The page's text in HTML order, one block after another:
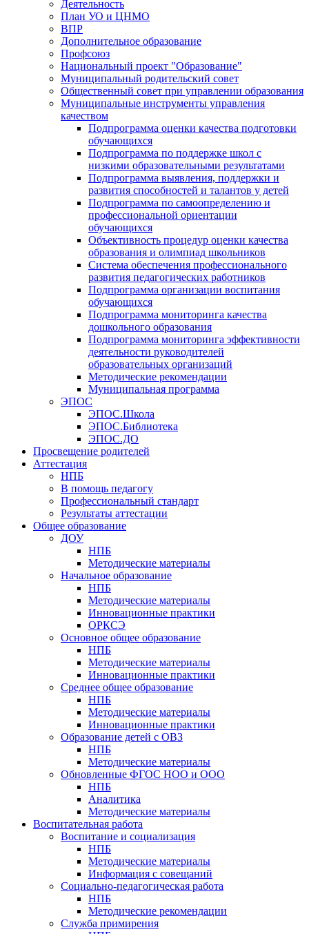
Деятельность
План УО и ЦНМО
ВПР
Дополнительное образование
Профсоюз
Национальный проект "Образование"
Муниципальный родительский совет
Общественный совет при управлении образования
Муниципальные инструменты управления
качеством
Подпрограмма оценки качества подготовки
обучающихся
Подпрограмма по поддержке школ с
низкими образовательными результатами
Подпрограмма выявления, поддержки и
развития способностей и талантов у детей
Подпрограмма по самоопределению и
профессиональной ориентации
обучающихся
Объективность процедур оценки качества
образования и олимпиад школьников
Система обеспечения профессионального
развития педагогических работников
Подпрограмма организации воспитания
обучающихся
Подпрограмма мониторинга качества
дошкольного образования
Подпрограмма мониторинга эффективности
деятельности руководителей
образовательных организаций
Методические рекомендации
Муниципальная программа
ЭПОС
ЭПОС.Школа
ЭПОС.Библиотека
ЭПОС.ДО
Просвещение родителей
Аттестация
НПБ
В помощь педагогу
Профессиональный стандарт
Результаты аттестации
Общее образование
ДОУ
НПБ
Методические материалы
Начальное образование
НПБ
Методические материалы
Инновационные практики
ОРКСЭ
Основное общее образование
НПБ
Методические материалы
Инновационные практики
Среднее общее образование
НПБ
Методические материалы
Инновационные практики
Образование детей с ОВЗ
НПБ
Методические материалы
Обновленные ФГОС НОО и ООО
НПБ
Аналитика
Методические материалы
Воспитательная работа
Воспитание и социализация
НПБ
Методические материалы
Информация с совещаний
Социально-педагогическая работа
НПБ
Методические рекомендации
Служба примирения